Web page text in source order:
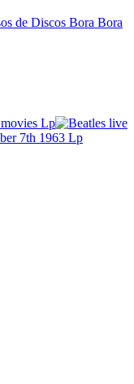
de Discos Bora Bora
7th 1963 Lp